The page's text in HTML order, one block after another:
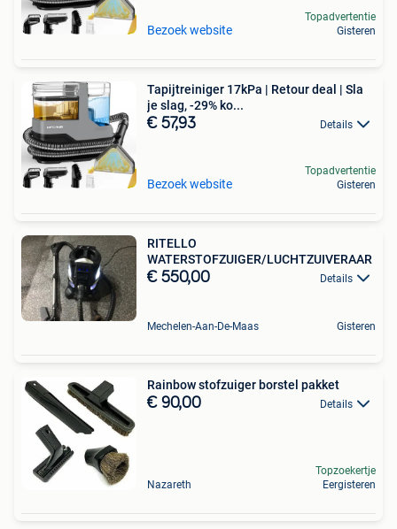
Bezoek website
Topadvertentie
Gisteren
Tapijtreiniger 17kPa | Retour deal | Sla
je slag, -29% ko...
€ 57,93 Details
Bezoek website
Topadvertentie
Gisteren
RITELLO
WATERSTOFZUIGER/LUCHTZUIVERAAR
€ 550,00 Details
Mechelen-Aan-De-Maas Gisteren
Rainbow stofzuiger borstel pakket
€ 90,00 Details
Nazareth
Topzoekertje
Eergisteren